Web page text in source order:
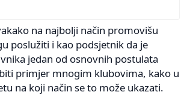
na najbolji način promovišu
poslužiti i kao podsjetnik da je
jedan od osnovnih postulata
primjer mnogim klubovima, kako u
na koji način se to može ukazati.